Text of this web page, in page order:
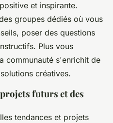
et inspirante.
groupes dédiés où vous
poser des questions
Plus vous
communauté s'enrichit de
créatives.
futurs et des
tendances et projets